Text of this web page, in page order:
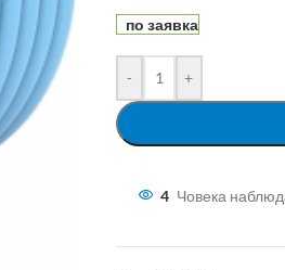
по заявка
- +
4 Човека